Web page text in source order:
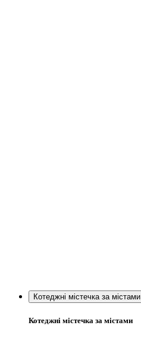
Котеджні містечка за містами
Котеджні містечка за містами